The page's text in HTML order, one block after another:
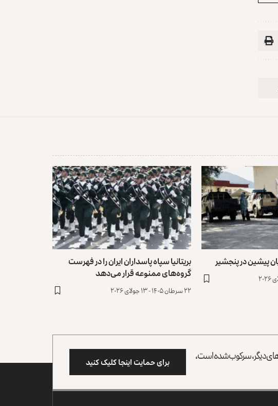
پیشین در پنجشیر بریتانیا سپاه پاسداران‎ ‌‏ایران را در فهرست
گروه‌های ممنوعه ‏قرار می‌دهد
۲۲ سرطان ۱۴۰۵ - ۱۳ جولای ۲۰۲۶
دیگر، سرکوب شده است، برای حمایت اینجا کلیک کنید